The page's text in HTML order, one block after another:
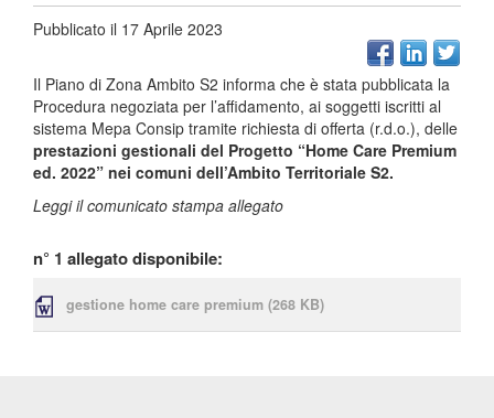
Pubblicato il 17 Aprile 2023
Il Piano di Zona Ambito S2 informa che è stata pubblicata la
Procedura negoziata per l’affidamento, ai soggetti iscritti al
sistema Mepa Consip tramite richiesta di offerta (r.d.o.), delle
prestazioni gestionali del Progetto “Home Care Premium
ed. 2022” nei comuni dell’Ambito Territoriale S2.
Leggi il comunicato stampa allegato
n° 1 allegato disponibile:
gestione home care premium (268 KB)